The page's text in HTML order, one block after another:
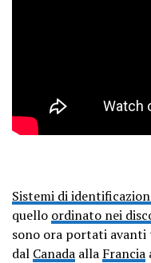
Sistemi di
quello ordinato nei
sono ora portati avanti
dal Canada alla Francia